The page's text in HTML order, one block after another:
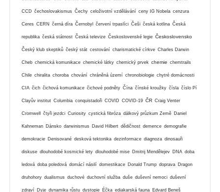
CCD čechoslovakismus Čechy celoživotní vzdělávání ceny IG Nobela cenzura
Ceres CERN černá díra Černobyl červení trpaslíci Češi česká kotlina Česká
republika česká státnost Česká televize Československé legie Československo
Český klub skeptiků český stát cestování charismatické církve Charles Darwin
Cheb chemická komunikace chemické látky chemický prvek chemie chemtrails
Chile chiralita choroba chování chráněná území chronobiologie chytré domácnosti
CIA čich čichová komunikace čichové podněty Čína čínské kroužky čísla číslo Pí
Clayův institut Columbia conquistadoři COVID COVID-19 ČR Craig Venter
Cromwell čtyři jezdci Curiosity cystická fibróza dálkový průzkum Země Daniel
Kahneman Dánsko darwinismus David Hilbert dědičnost demence demografie
demokracie Denisované desková tektonika dezinformace diagnoza dinosauři
diskuse dlouhodobé kosmické lety dlouhodobé mise Dmitrij Mendělejev DNA doba
ledová doba poledová domácí násilí domestikace Donald Trump doprava Dragon
druhohory dualismus duchové duchovní služba duše duševní nemoci duševní
zdraví Dyje dynamika růstu dystopie Éčka ediakarská fauna Edvard Beneš